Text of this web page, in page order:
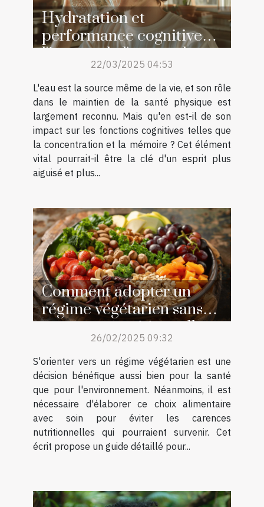
Hydratation et
performance cognitive
l'impact de l'eau sur la
concentration et la
mémoire
22/03/2025 04:53
L'eau est la source même de la vie, et son rôle
dans le maintien de la santé physique est
largement reconnu. Mais qu'en est-il de son
impact sur les fonctions cognitives telles que
la concentration et la mémoire ? Cet élément
vital pourrait-il être la clé d'un esprit plus
aiguisé et plus...
Comment adopter un
régime végétarien sans
carences nutritionnelles
26/02/2025 09:32
S'orienter vers un régime végétarien est une
décision bénéfique aussi bien pour la santé
que pour l'environnement. Néanmoins, il est
nécessaire d'élaborer ce choix alimentaire
avec soin pour éviter les carences
nutritionnelles qui pourraient survenir. Cet
écrit propose un guide détaillé pour...